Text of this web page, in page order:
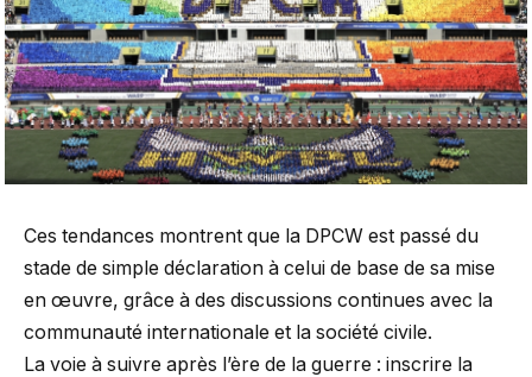
Ces tendances montrent que la DPCW est passé du
stade de simple déclaration à celui de base de sa mise
en œuvre, grâce à des discussions continues avec la
communauté internationale et la société civile.
La voie à suivre après l’ère de la guerre : inscrire la